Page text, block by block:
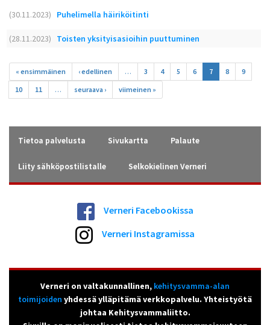
(30.11.2023) Puhelimella häiriköitinti
(28.11.2023) Toisten yksityisasioihin puuttuminen
Sivut
« ensimmäinen ‹ edellinen … 3 4 5 6 7 8
9
10
11 … seuraava › viimeinen »
Tietoa palvelusta Sivukartta Palaute
Liity sähköpostilistalle Selkokielinen Verneri
Verneri Facebookissa
Verneri Instagramissa
Verneri on valtakunnallinen, kehitysvamma-alan
toimijoiden yhdessä ylläpitämä verkkopalvelu. Yhteistyötä
johtaa Kehitysvammaliitto.